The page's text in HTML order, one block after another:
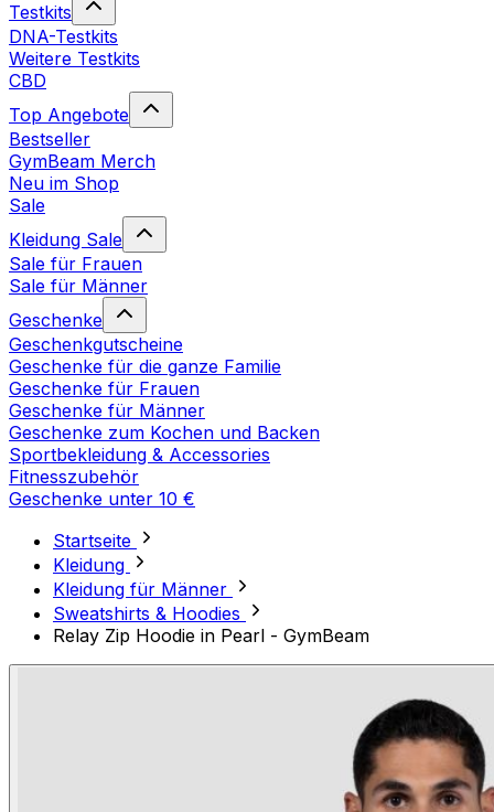
Testkits
DNA-Testkits
Weitere Testkits
CBD
Top Angebote
Bestseller
GymBeam Merch
Neu im Shop
Sale
Kleidung Sale
Sale für Frauen
Sale für Männer
Geschenke
Geschenkgutscheine
Geschenke für die ganze Familie
Geschenke für Frauen
Geschenke für Männer
Geschenke zum Kochen und Backen
Sportbekleidung & Accessories
Fitnesszubehör
Geschenke unter 10 €
Startseite
Kleidung
Kleidung für Männer
Sweatshirts & Hoodies
Relay Zip Hoodie in Pearl - GymBeam